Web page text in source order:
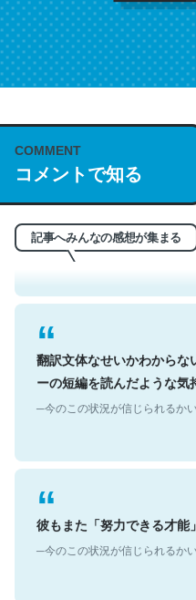
COMMENT
コメントで知る
記事へみんなの感想が集まる
これは名文。彼はとてもク
う。英語少しでも読める人
れ好き。Let’s Fucking
─今のこの状況が信じられるか
翻訳文体なせいかわからな
ーの短編を読んだような気
彼もまた「努力できる才能